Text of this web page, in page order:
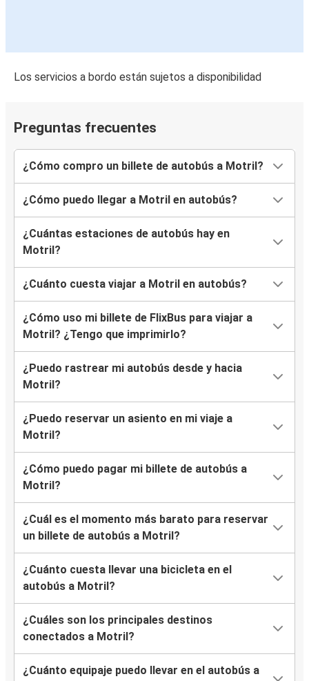
Los servicios a bordo están sujetos a disponibilidad
Preguntas frecuentes
¿Cómo compro un billete de autobús a Motril?
¿Cómo puedo llegar a Motril en autobús?
¿Cuántas estaciones de autobús hay en
Motril?
¿Cuánto cuesta viajar a Motril en autobús?
¿Cómo uso mi billete de FlixBus para viajar a
Motril? ¿Tengo que imprimirlo?
¿Puedo rastrear mi autobús desde y hacia
Motril?
¿Puedo reservar un asiento en mi viaje a
Motril?
¿Cómo puedo pagar mi billete de autobús a
Motril?
¿Cuál es el momento más barato para reservar
un billete de autobús a Motril?
¿Cuánto cuesta llevar una bicicleta en el
autobús a Motril?
¿Cuáles son los principales destinos
conectados a Motril?
¿Cuánto equipaje puedo llevar en el autobús a